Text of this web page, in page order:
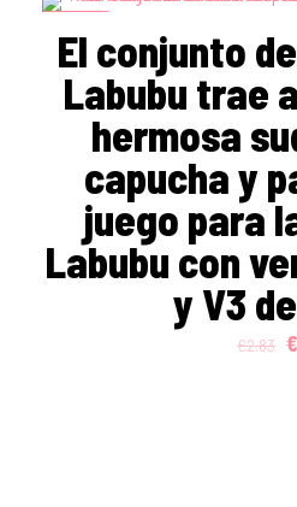
El conjunto
Labubu trae
hermosa
capucha y
juego para
Labubu con
y V3
€2.83 €